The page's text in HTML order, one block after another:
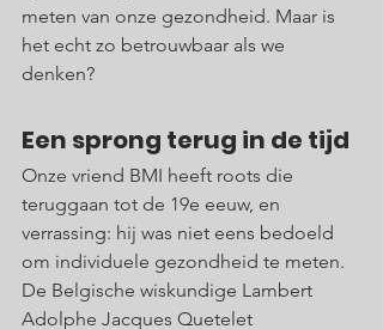
meten van onze gezondheid. Maar is
het echt zo betrouwbaar als we
denken?
Een sprong terug in de tijd
Onze vriend BMI heeft roots die
teruggaan tot de 19e eeuw, en
verrassing: hij was niet eens bedoeld
om individuele gezondheid te meten.
De Belgische wiskundige Lambert
Adolphe Jacques Quetelet